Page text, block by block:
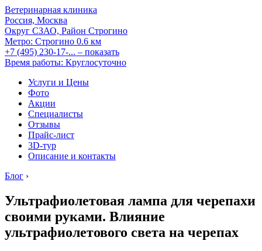
Ветеринарная клиника
Россия, Москва
Округ СЗАО, Район Строгино
Метро: Строгино 0.6 км
+7 (495) 230-17-... – показать
Время работы: Круглосуточно
Услуги и Цены
Фото
Акции
Специалисты
Отзывы
Прайс-лист
3D-тур
Описание и контакты
Блог ›
Ультрафиолетовая лампа для черепахи
своими руками. Влияние
ультрафиолетового света на черепах